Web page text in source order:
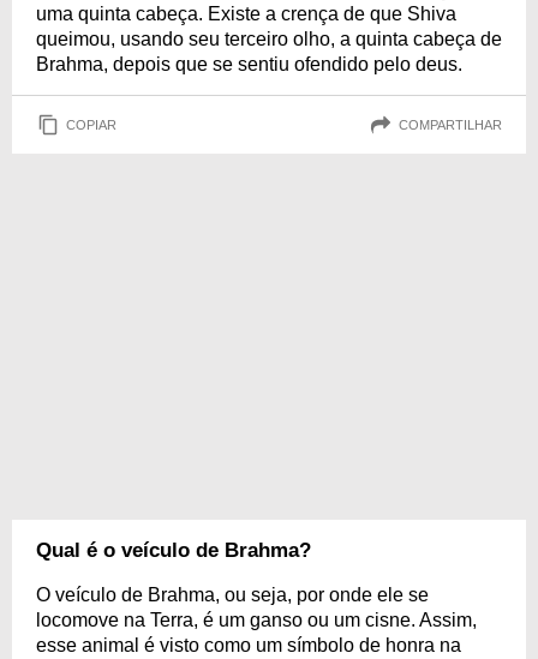
uma quinta cabeça. Existe a crença de que Shiva
queimou, usando seu terceiro olho, a quinta cabeça de
Brahma, depois que se sentiu ofendido pelo deus.
COPIAR COMPARTILHAR
Qual é o veículo de Brahma?
O veículo de Brahma, ou seja, por onde ele se
locomove na Terra, é um ganso ou um cisne. Assim,
esse animal é visto como um símbolo de honra na